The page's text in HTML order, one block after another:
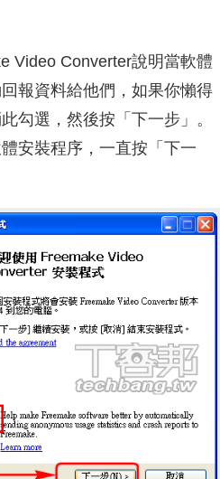
Video Converter說明當軟體
報資料給他們，如果你懶得
勾選，然後按「下一步」。
安裝程序，一直按「下一